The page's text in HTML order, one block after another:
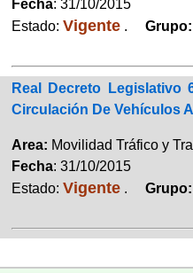
Fecha: 31/10/2015
Estado: Vigente. Grupo:
Real Decreto Legislativo
Circulación De Vehículos
Area: Movilidad Tráfico y
Fecha: 31/10/2015
Estado: Vigente. Grupo: